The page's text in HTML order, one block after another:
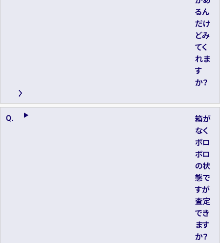
るん
だけ
どみ
てく
れま
す
か？
箱が
なく
ボロ
ボロ
の状
態で
すが
査定
でき
ます
か？